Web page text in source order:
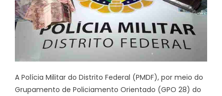
A Polícia Militar do Distrito Federal (PMDF), por meio do
Grupamento de Policiamento Orientado (GPO 28) do